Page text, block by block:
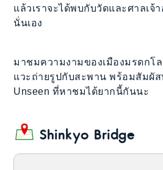
แล้วเราจะได้พบกับวัดและศาลเ
นั่นเอง
มาชมความงามของเมืองมรดกโ
แวะถ่ายรูปกับสะพาน พร้อมสัมผั
Unseen ที่หาชมได้ยากนี้กันนะ
Shinkyo Bridge